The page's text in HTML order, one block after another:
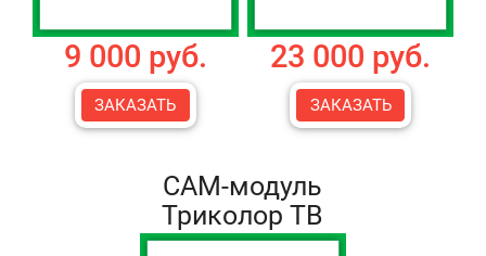
9 000 руб.
ЗАКАЗАТЬ
23 000 руб.
ЗАКАЗАТЬ
CAM-модуль
Триколор ТВ